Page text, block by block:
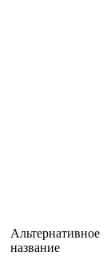
Альтернативное
название